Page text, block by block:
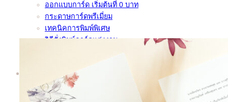
ออกแบบการ์ด เริ่มต้นที่ 0 บาท
กระดาษการ์ดพรีเมี่ยม
เทคนิคการพิมพ์พิเศษ
วิธีสั่งพิมพ์การ์ดแต่งงาน
About
Contact